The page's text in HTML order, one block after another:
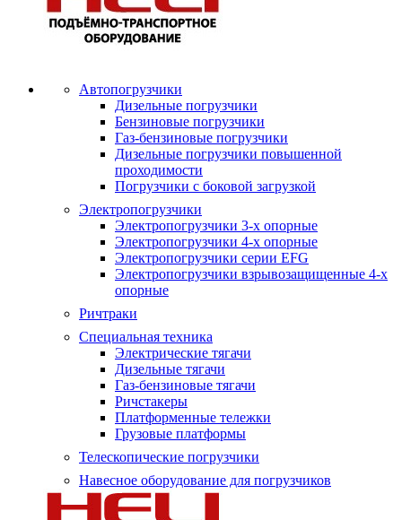
Автопогрузчики
Дизельные погрузчики
Бензиновые погрузчики
Газ-бензиновые погрузчики
Дизельные погрузчики повышенной
проходимости
Погрузчики с боковой загрузкой
Электропогрузчики
Электропогрузчики 3-х опорные
Электропогрузчики 4-х опорные
Электропогрузчики серии EFG
Электропогрузчики взрывозащищенные 4-х
опорные
Ричтраки
Специальная техника
Электрические тягачи
Дизельные тягачи
Газ-бензиновые тягачи
Ричстакеры
Платформенные тележки
Грузовые платформы
Телескопические погрузчики
Навесное оборудование для погрузчиков